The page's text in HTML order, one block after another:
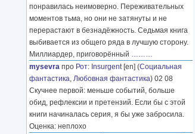
понравилась неимоверно. Переживательных
моментов тьма, но они не затянуты и не
перерастают в безнадёжность. Седьмая книга
выбивается из общего ряда в лучшую сторону.
Миллиардер, приговорённый ………
mysevra про Рот: Insurgent[en] (Социальная
фантастика, Любовная фантастика) 02 08
Скучнее первой: меньше событий, больше
обид, рефлексии и претензий. Если бы с этой
книги начиналась серия, я бы уже забросила.
Оценка: неплохо